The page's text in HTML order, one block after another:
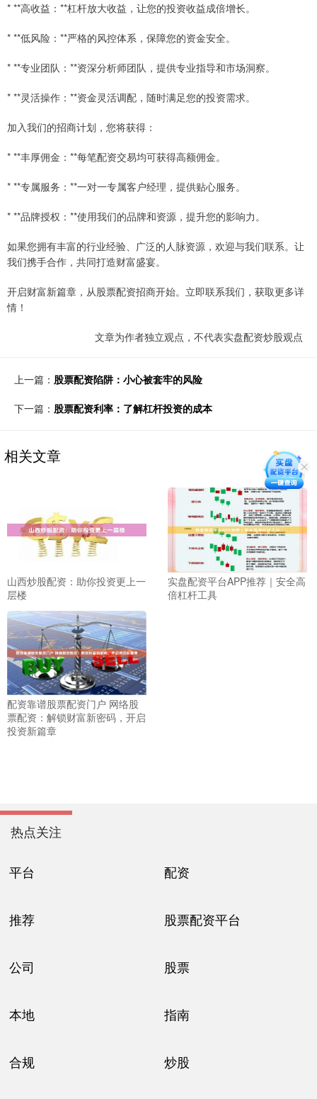
* **高收益：**杠杆放大收益，让您的投资收益成倍增长。
* **低风险：**严格的风控体系，保障您的资金安全。
* **专业团队：**资深分析师团队，提供专业指导和市场洞察。
* **灵活操作：**资金灵活调配，随时满足您的投资需求。
加入我们的招商计划，您将获得：
* **丰厚佣金：**每笔配资交易均可获得高额佣金。
* **专属服务：**一对一专属客户经理，提供贴心服务。
* **品牌授权：**使用我们的品牌和资源，提升您的影响力。
如果您拥有丰富的行业经验、广泛的人脉资源，欢迎与我们联系。让
我们携手合作，共同打造财富盛宴。
开启财富新篇章，从股票配资招商开始。立即联系我们，获取更多详
情！
文章为作者独立观点，不代表实盘配资炒股观点
上一篇： 股票配资陷阱：小心被套牢的风险
下一篇： 股票配资利率：了解杠杆投资的成本
相关文章
山西炒股配资：助你投资更上一
层楼
实盘配资平台APP推荐｜安全高
倍杠杆工具
配资靠谱股票配资门户 网络股
票配资：解锁财富新密码，开启
投资新篇章
热点关注
平台 配资
推荐 股票配资平台
公司 股票
本地 指南
合规 炒股